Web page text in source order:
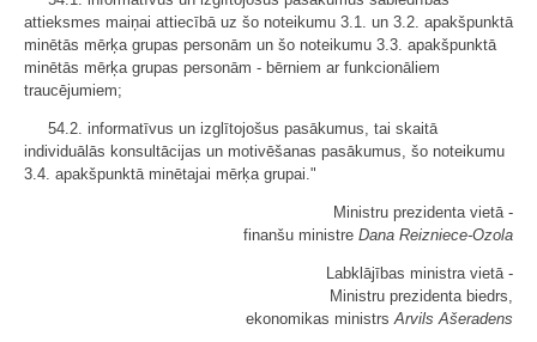
attieksmes maiņai attiecībā uz šo noteikumu 3.1. un 3.2. apakšpunktā
minētās mērķa grupas personām un šo noteikumu 3.3. apakšpunktā
minētās mērķa grupas personām - bērniem ar funkcionāliem
traucējumiem;
54.2. informatīvus un izglītojošus pasākumus, tai skaitā
individuālās konsultācijas un motivēšanas pasākumus, šo noteikumu
3.4. apakšpunktā minētajai mērķa grupai."
Ministru prezidenta vietā -
finanšu ministre Dana Reizniece-Ozola
Labklājības ministra vietā -
Ministru prezidenta biedrs,
ekonomikas ministrs Arvils Ašeradens